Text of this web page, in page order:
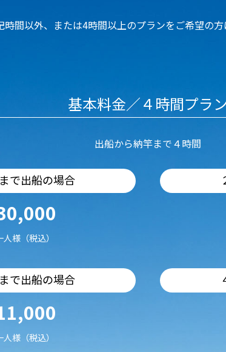
時間以外、または4時間以上のプランをご希望の方
基本料金／４時間プラン
出船から納竿まで４時間
で出船の場合
人様（税込）
で出船の場合
人様（税込）